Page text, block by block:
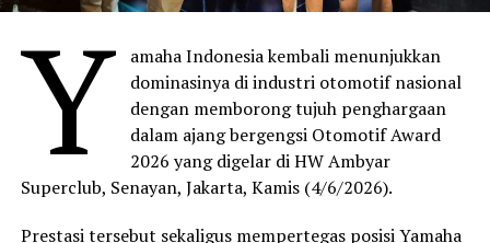
Y
amaha Indonesia kembali menunjukkan
dominasinya di industri otomotif nasional
dengan memborong tujuh penghargaan
dalam ajang bergengsi Otomotif Award
2026 yang digelar di HW Ambyar
Superclub, Senayan, Jakarta, Kamis (4/6/2026).
Prestasi tersebut sekaligus mempertegas posisi Yamaha